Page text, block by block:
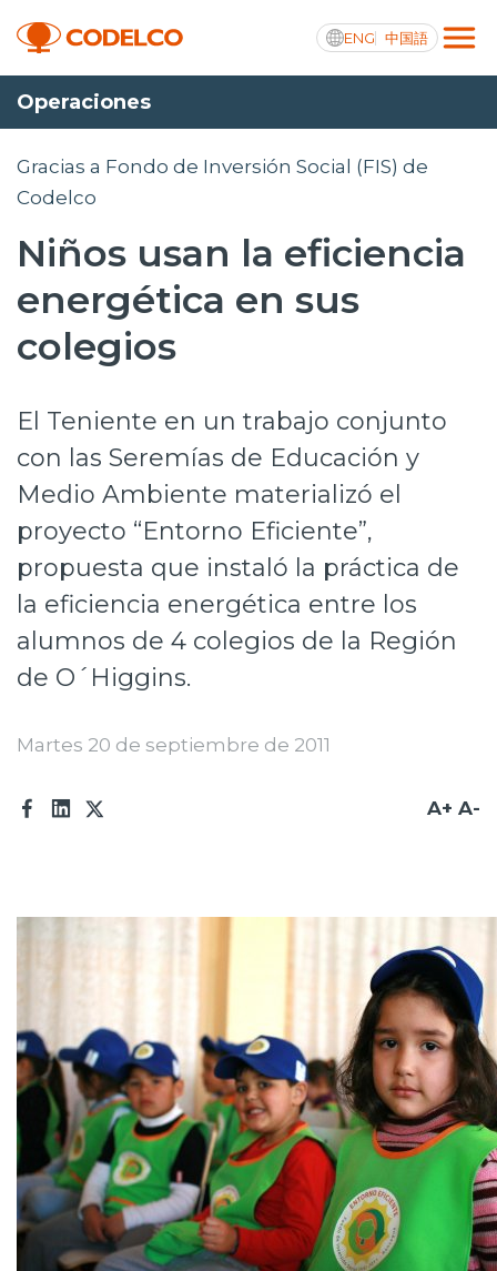
ENG 中国語
Transparencia activa
Nosotros
Operaciones
Proyectos
Innovación
Inversionistas
Prensa
Trabaja en Codelco
Transparencia activa
Canales de denuncia
Acceso trabajadores/as
Operaciones
Gracias a Fondo de Inversión Social (FIS) de
Codelco
Niños usan la eficiencia
energética en sus
colegios
El Teniente en un trabajo conjunto
con las Seremías de Educación y
Medio Ambiente materializó el
proyecto “Entorno Eficiente”,
propuesta que instaló la práctica de
la eficiencia energética entre los
alumnos de 4 colegios de la Región
de O´Higgins.
Martes 20 de septiembre de 2011
A+ A-